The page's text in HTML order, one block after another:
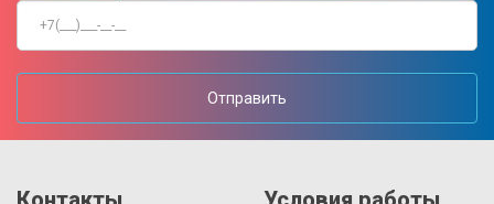
Отправить